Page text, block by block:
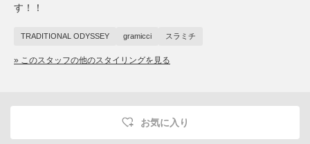
す！！
TRADITIONAL ODYSSEY gramicci スラミチ
» このスタッフの他のスタイリングを見る
お気に入り